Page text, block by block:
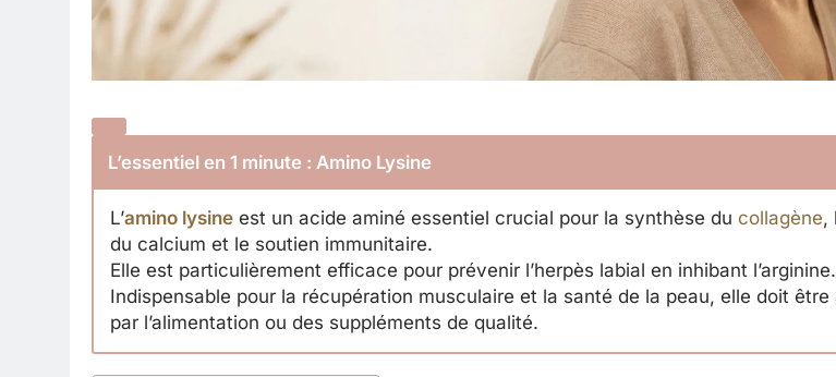
L’essentiel en 1 minute : Amino Lysine
L’amino lysine est un acide aminé essentiel crucial pour la synthèse du collagène,
du calcium et le soutien immunitaire.
Elle est particulièrement efficace pour prévenir l’herpès labial en inhibant l’arginine.
Indispensable pour la récupération musculaire et la santé de la peau, elle doit être
par l’alimentation ou des suppléments de qualité.